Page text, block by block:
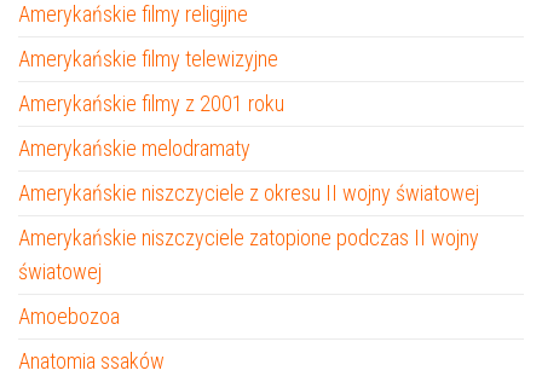
Amerykańskie filmy religijne
Amerykańskie filmy telewizyjne
Amerykańskie filmy z 2001 roku
Amerykańskie melodramaty
Amerykańskie niszczyciele z okresu II wojny światowej
Amerykańskie niszczyciele zatopione podczas II wojny
światowej
Amoebozoa
Anatomia ssaków